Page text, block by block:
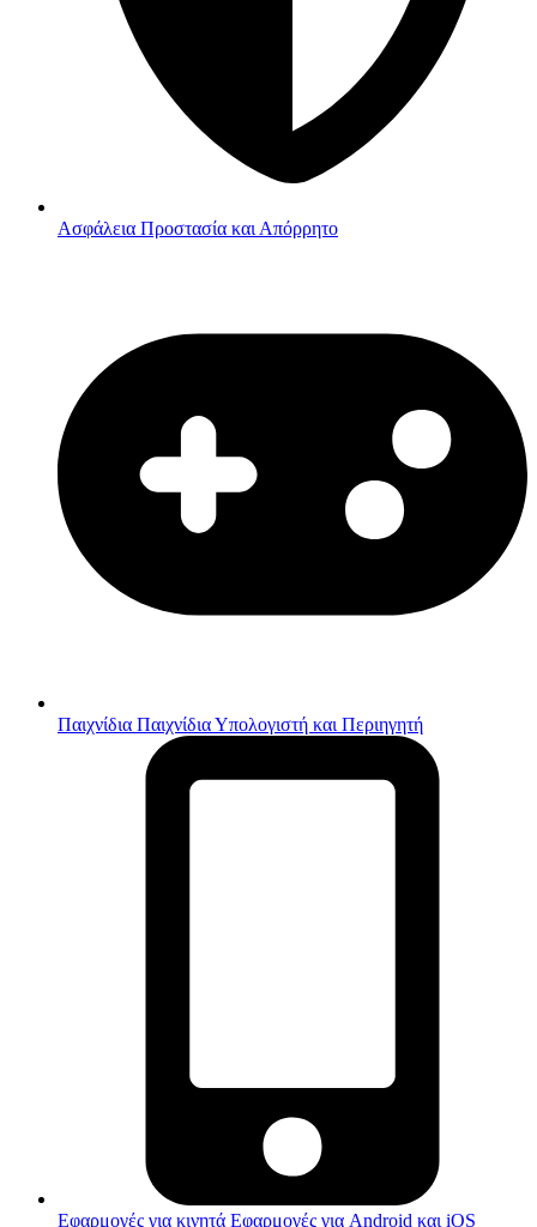
Ασφάλεια Προστασία και Απόρρητο
Παιχνίδια Παιχνίδια Υπολογιστή και Περιηγητή
Εφαρμογές για κινητά Εφαρμογές για Android και iOS